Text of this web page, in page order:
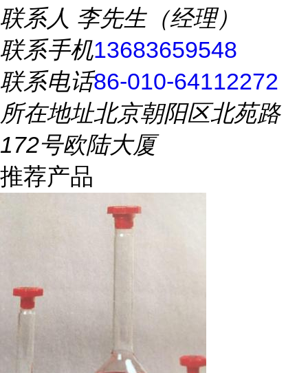
联系人 李先生（经理）
联系手机13683659548
联系电话86-010-64112272
所在地址北京朝阳区北苑路
172号欧陆大厦
推荐产品